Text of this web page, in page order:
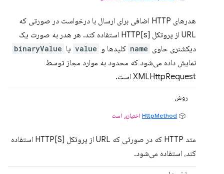
هدرهای HTTP اضافی برای ارسال با درخواست در صورتی که
URL از پروتکل HTTP[s] استفاده کند. هر هدر به صورت یک
دیکشنری حاوی name کلیدها و value یا binaryValue
نمایش داده می‌شود که محدود به موارد مجاز توسط
XMLHttpRequest است.
روش
HttpMethod اختیاری است
متد HTTP که در صورتی که URL از پروتکل HTTP[S] استفاده
کند، استفاده می‌شود.